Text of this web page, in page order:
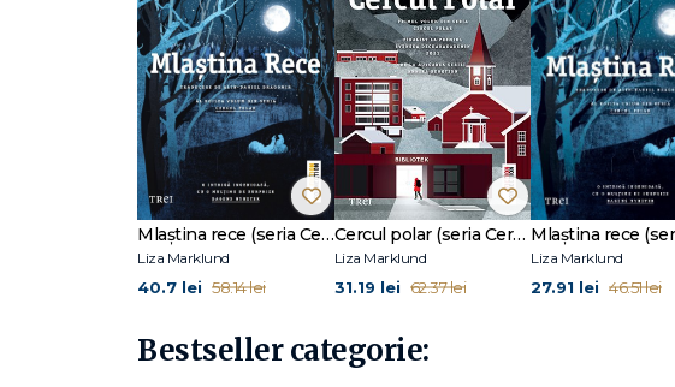
Mlaștina rece (seria Cercul polar, vol. 2)
Liza Marklund
40.7 lei 58.14 lei
Cercul polar (seria Cercul polar, vol. 1)
Liza Marklund
31.19 lei 62.37 lei
Liza Marklund
27.91 lei 46.51 lei
Bestseller categorie: